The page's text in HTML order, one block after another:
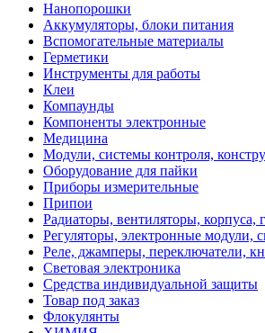
Нанопорошки
Аккумуляторы, блоки питания
Вспомогательные материалы
Герметики
Инструменты для работы
Клеи
Компаунды
Компоненты электронные
Медицина
Модули, системы контроля,
Оборудование для пайки
Приборы измерительные
Припои
Радиаторы, вентиляторы, корпуса,
Регуляторы, электронные модули,
Реле, джамперы, переключатели,
Световая электроника
Средства индивидуальной защиты
Товар под заказ
Флокулянты